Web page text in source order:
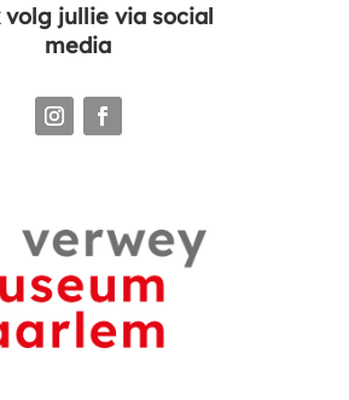
volg jullie via social
media